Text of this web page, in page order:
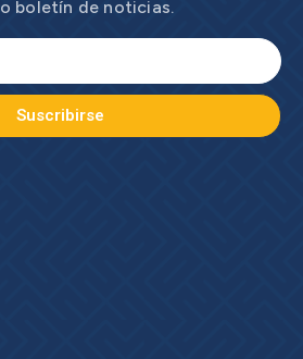
boletín de noticias.
Suscribirse